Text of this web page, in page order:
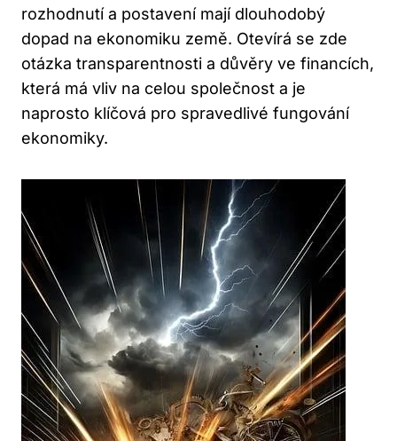
rozhodnutí a postavení mají dlouhodobý
dopad na ekonomiku země. Otevírá se zde
otázka transparentnosti a důvěry ve financích,
která má vliv na celou společnost a je
naprosto klíčová pro spravedlivé fungování
ekonomiky.